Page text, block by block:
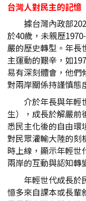
台灣人對民主的記憶
據台灣內政部
於40歲，未親歷
嚴的歷史轉型。年長
主運動的艱辛，如
易有深刻體會，他們
對兩岸關係持謹慎態
介於年長與年輕
生），成長於解嚴前
悉民主化後的自由環
對民眾灌輸大陸的刻
時上線，顯示年輕世
兩岸的互動與認知轉
年輕世代成長於
憶多來自課本或長輩